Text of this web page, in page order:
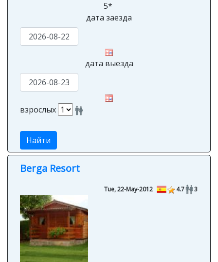
5*
дата заезда
дата выезда
взрослых
Найти
Berga Resort
Tue, 22-May-2012 4.7 3